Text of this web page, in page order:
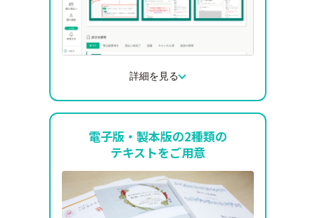
詳細を見る
申込、本人確認、受講、課題提出、修了証
す。メールアドレスを登録すればいつでも
ログイン可能で、本人確認のためだけに別
日で時間を確保する必要がありません。発
行された修了証は、その後いつでもご自身
でダウンロードいただけます。
電子版・製本版の2種類の
テキストをご用意